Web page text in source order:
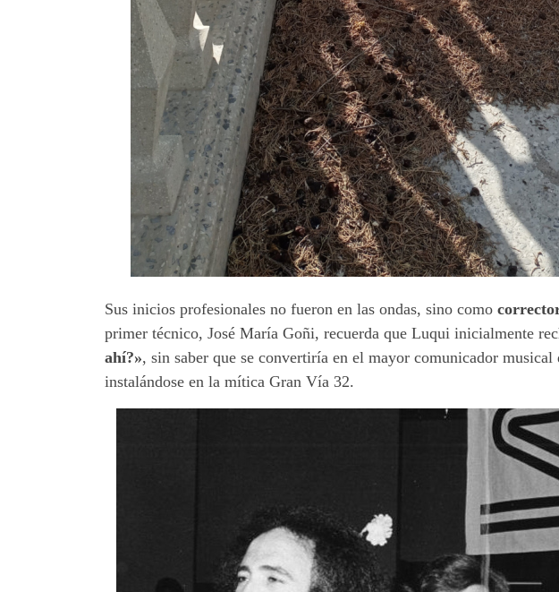
Sus inicios profesionales no fueron en las ondas, sino como
primer técnico, José María Goñi, recuerda que Luqui inicialmente
ahí?», sin saber que se convertiría en el mayor comunicador
instalándose en la mítica Gran Vía 32.